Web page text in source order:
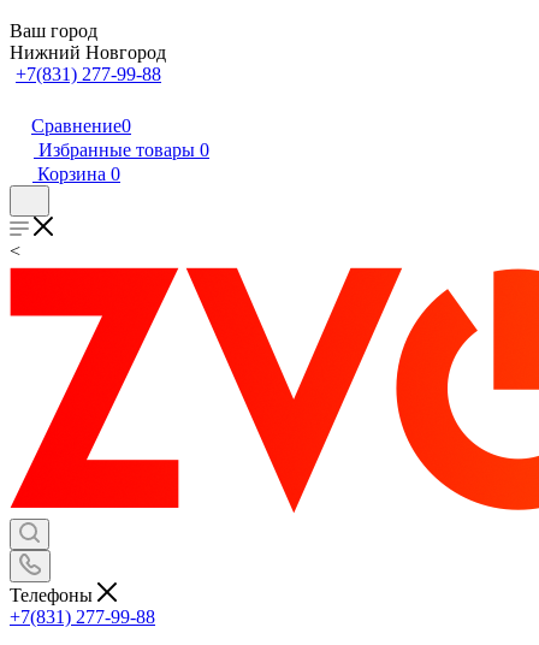
Ваш город
Нижний Новгород
+7(831) 277-99-88
Сравнение0
Избранные товары 0
Корзина 0
<
Телефоны
+7(831) 277-99-88